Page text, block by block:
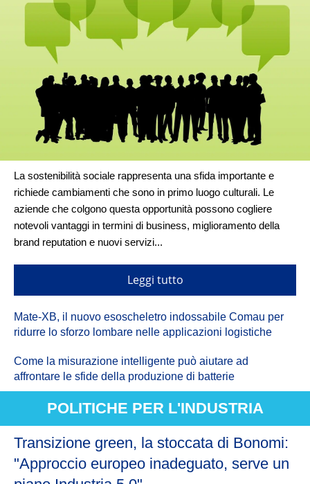
La sostenibilità sociale rappresenta una sfida importante e
richiede cambiamenti che sono in primo luogo culturali. Le
aziende che colgono questa opportunità possono cogliere
notevoli vantaggi in termini di business, miglioramento della
brand reputation e nuovi servizi...
Leggi tutto
Mate-XB, il nuovo esoscheletro indossabile Comau per
ridurre lo sforzo lombare nelle applicazioni logistiche
Come la misurazione intelligente può aiutare ad
affrontare le sfide della produzione di batterie
POLITICHE PER L'INDUSTRIA
Transizione green, la stoccata di Bonomi:
"Approccio europeo inadeguato, serve un